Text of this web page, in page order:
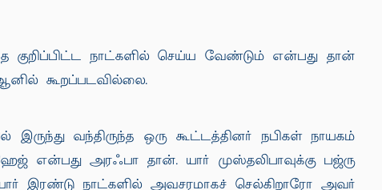
நாட்களில் செய்ய வேண்டும் என்பது தான்
கூறப்படவில்லை.
வந்திருந்த ஒரு கூட்டத்தினர் நபிகள் நாயகம்
அரஃபா தான். யார் முஸ்தலிபாவுக்கு பஜ்ரு
இரண்டு நாட்களில் அவசரமாகச் செல்கிறாரோ அவர்